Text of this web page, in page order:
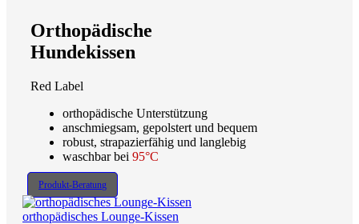
Orthopädische
Hundekissen
Red Label
orthopädische Unterstützung
anschmiegsam, gepolstert und bequem
robust, strapazierfähig und langlebig
waschbar bei 95°C
Produkt-Beratung
orthopädisches Lounge-Kissen